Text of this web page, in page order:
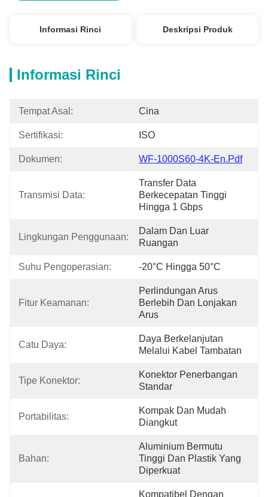
Informasi Rinci Deskripsi Produk
Informasi Rinci
Tempat Asal: Cina
Sertifikasi: ISO
Dokumen: WF-1000S60-4K-En.pdf
Transmisi Data:
Transfer Data
Berkecepatan Tinggi
Hingga 1 Gbps
Lingkungan Penggunaan:
Dalam Dan Luar
Ruangan
Suhu Pengoperasian: -20°C Hingga 50°C
Fitur Keamanan:
Perlindungan Arus
Berlebih Dan Lonjakan
Arus
Catu Daya:
Daya Berkelanjutan
Melalui Kabel Tambatan
Tipe Konektor:
Konektor Penerbangan
Standar
Portabilitas:
Kompak Dan Mudah
Diangkut
Bahan:
Aluminium Bermutu
Tinggi Dan Plastik Yang
Diperkuat
Kompatibel Dengan